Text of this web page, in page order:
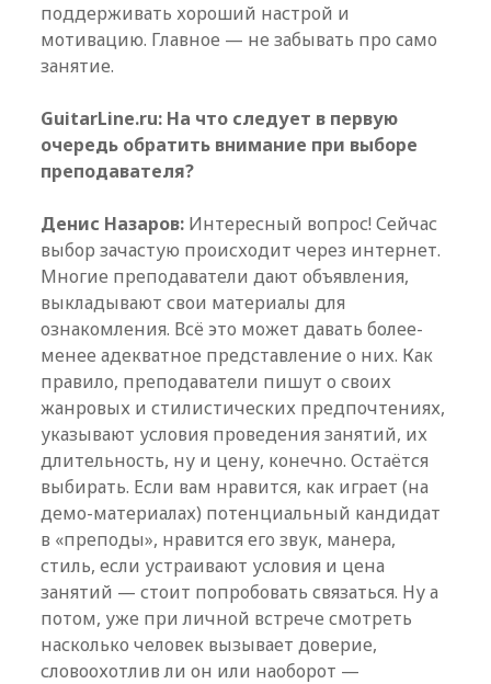
поддерживать хороший настрой и
мотивацию. Главное — не забывать про само
занятие.
GuitarLine.ru: На что следует в первую
очередь обратить внимание при выборе
преподавателя?
Денис Назаров: Интересный вопрос! Сейчас
выбор зачастую происходит через интернет.
Многие преподаватели дают объявления,
выкладывают свои материалы для
ознакомления. Всё это может давать более-
менее адекватное представление о них. Как
правило, преподаватели пишут о своих
жанровых и стилистических предпочтениях,
указывают условия проведения занятий, их
длительность, ну и цену, конечно. Остаётся
выбирать. Если вам нравится, как играет (на
демо-материалах) потенциальный кандидат
в «преподы», нравится его звук, манера,
стиль, если устраивают условия и цена
занятий — стоит попробовать связаться. Ну а
потом, уже при личной встрече смотреть
насколько человек вызывает доверие,
словоохотлив ли он или наоборот —